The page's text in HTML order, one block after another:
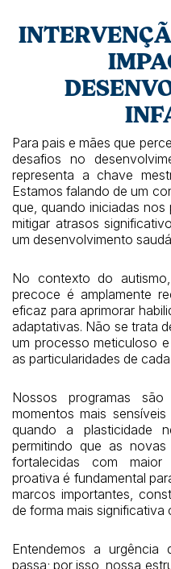
Para pais e mães que
desafios no
representa a chave
Estamos falando de um
que, quando iniciadas
mitigar atrasos
um desenvolvimento
No contexto do
precoce é amplamente
eficaz para aprimorar
adaptativas. Não se trata
um processo meticuloso
as particularidades de
Nossos programas
momentos mais
quando a plasticidade
permitindo que as
fortalecidas com maior
proativa é fundamental
marcos importantes,
de forma mais significativa
Entendemos a
passa; por isso, nossa